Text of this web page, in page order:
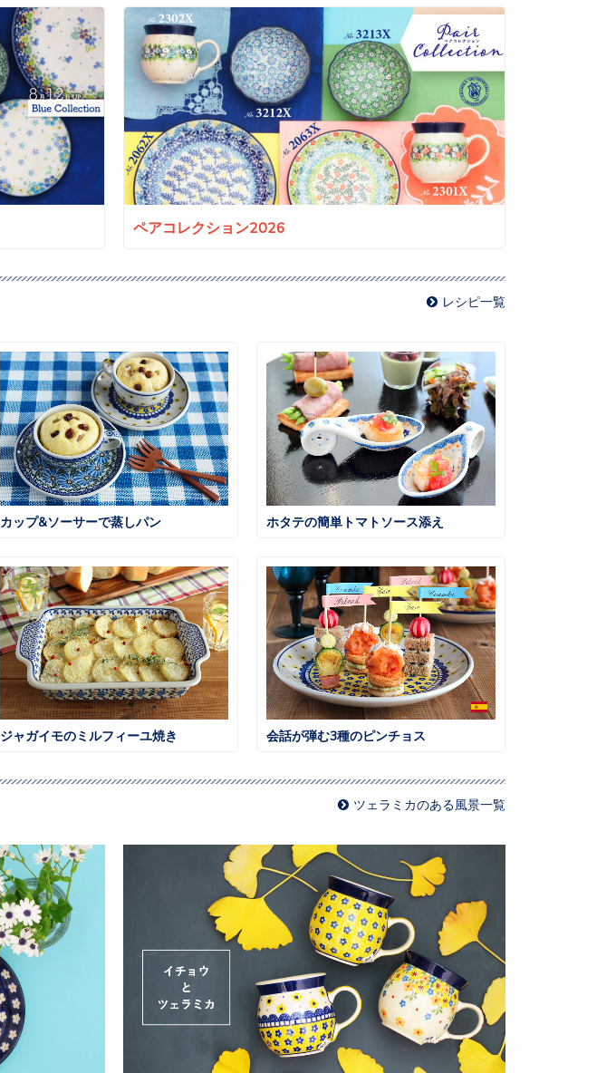
ペアコレクション2026
レシピ一覧
カップ&ソーサーで蒸しパン ホタテの簡単トマトソース添え
ジャガイモのミルフィーユ焼き 会話が弾む3種のピンチョス
ツェラミカのある風景一覧